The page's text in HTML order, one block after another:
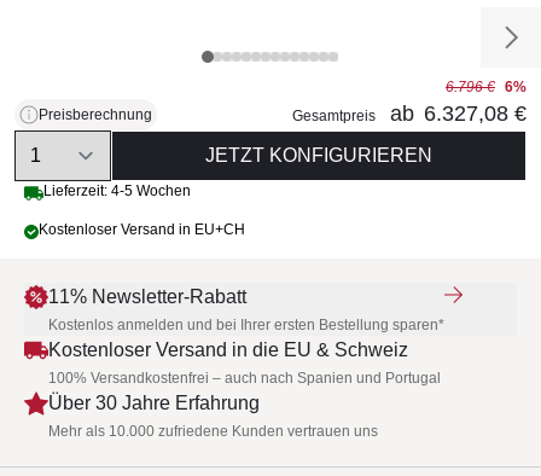
Preisberechnung
6.796 € 6%
Gesamtpreis
ab 6.327,08 €
Quantity
JETZT KONFIGURIEREN
Lieferzeit: 4-5 Wochen
Kostenloser Versand in EU+CH
11% Newsletter-Rabatt
Kostenlos anmelden und bei Ihrer ersten Bestellung sparen*
Kostenloser Versand in die EU & Schweiz
100% Versandkostenfrei – auch nach Spanien und Portugal
Über 30 Jahre Erfahrung
Mehr als 10.000 zufriedene Kunden vertrauen uns